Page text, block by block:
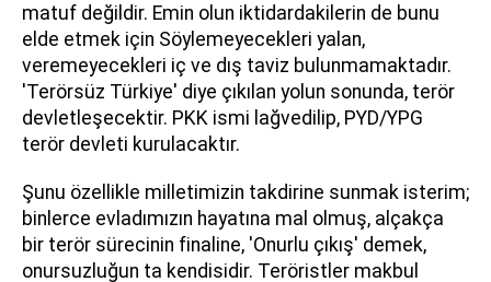
matuf değildir. Emin olun iktidardakilerin de bunu
elde etmek için Söylemeyecekleri yalan,
veremeyecekleri iç ve dış taviz bulunmamaktadır.
'Terörsüz Türkiye' diye çıkılan yolun sonunda, terör
devletleşecektir. PKK ismi lağvedilip, PYD/YPG
terör devleti kurulacaktır.
Şunu özellikle milletimizin takdirine sunmak isterim;
binlerce evladımızın hayatına mal olmuş, alçakça
bir terör sürecinin finaline, 'Onurlu çıkış' demek,
onursuzluğun ta kendisidir. Teröristler makbul